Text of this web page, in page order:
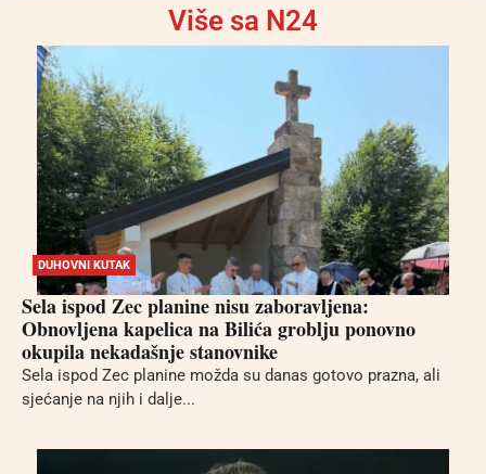
Više sa N24
DUHOVNI KUTAK
Sela ispod Zec planine nisu zaboravljena:
Obnovljena kapelica na Bilića groblju ponovno
okupila nekadašnje stanovnike
Sela ispod Zec planine možda su danas gotovo prazna, ali
sjećanje na njih i dalje...